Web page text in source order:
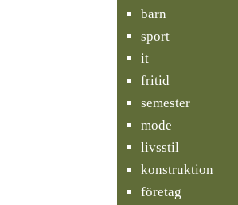
barn
sport
it
fritid
semester
mode
livsstil
konstruktion
företag